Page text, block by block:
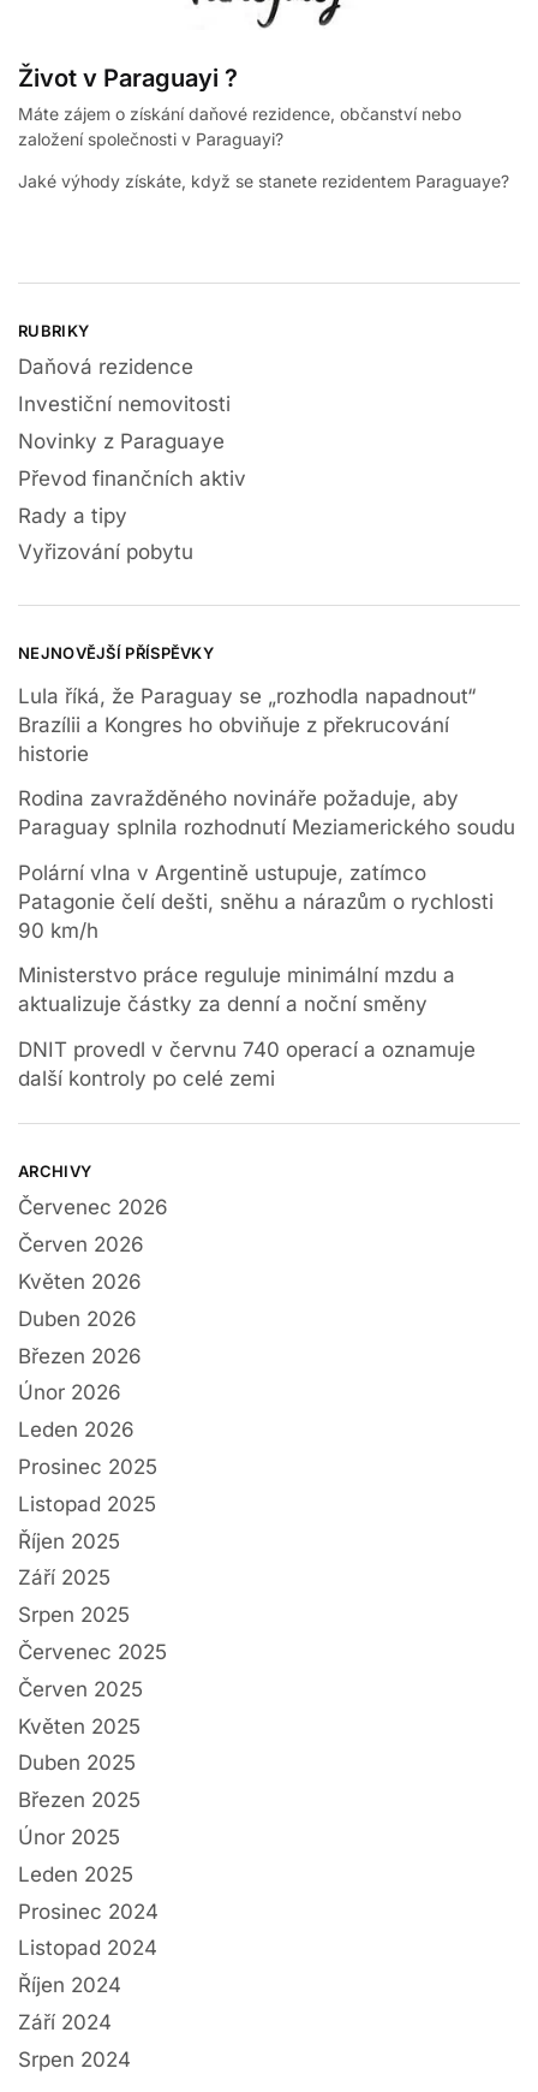
Život v Paraguayi ?
Máte zájem o získání daňové rezidence, občanství nebo
založení společnosti v Paraguayi?
Jaké výhody získáte, když se stanete rezidentem Paraguaye?
RUBRIKY
Daňová rezidence
Investiční nemovitosti
Novinky z Paraguaye
Převod finančních aktiv
Rady a tipy
Vyřizování pobytu
NEJNOVĚJŠÍ PŘÍSPĚVKY
Lula říká, že Paraguay se „rozhodla napadnout“
Brazílii a Kongres ho obviňuje z překrucování
historie
Rodina zavražděného novináře požaduje, aby
Paraguay splnila rozhodnutí Meziamerického soudu
Polární vlna v Argentině ustupuje, zatímco
Patagonie čelí dešti, sněhu a nárazům o rychlosti
90 km/h
Ministerstvo práce reguluje minimální mzdu a
aktualizuje částky za denní a noční směny
DNIT provedl v červnu 740 operací a oznamuje
další kontroly po celé zemi
ARCHIVY
Červenec 2026
Červen 2026
Květen 2026
Duben 2026
Březen 2026
Únor 2026
Leden 2026
Prosinec 2025
Listopad 2025
Říjen 2025
Září 2025
Srpen 2025
Červenec 2025
Červen 2025
Květen 2025
Duben 2025
Březen 2025
Únor 2025
Leden 2025
Prosinec 2024
Listopad 2024
Říjen 2024
Září 2024
Srpen 2024